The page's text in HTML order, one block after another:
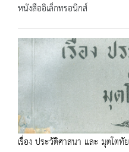
หนังสืออิเล็กทรอนิกส์
เรื่อง ประวัติศาสนา และ มุตโตทัย